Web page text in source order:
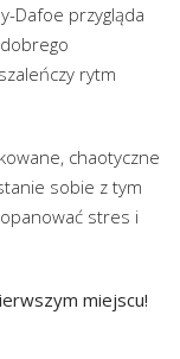
Dafoe przygląda
rytm
chaotyczne
sobie z tym
stres i
miejscu!